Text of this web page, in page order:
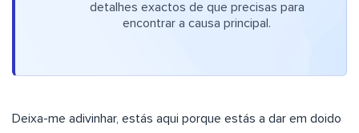
detalhes exactos de que precisas para
encontrar a causa principal.
Deixa-me adivinhar, estás aqui porque estás a dar em doido